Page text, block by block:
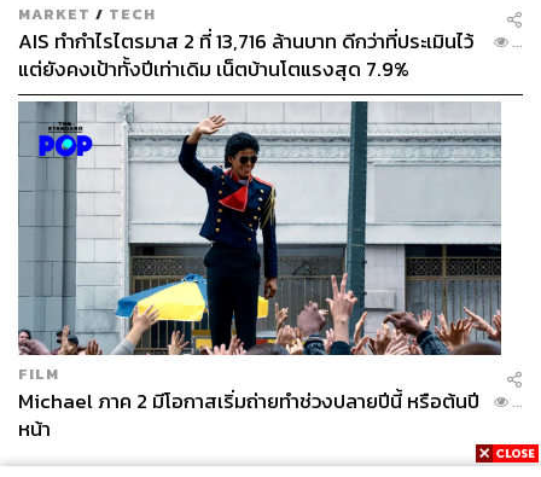
MARKET / TECH
AIS ทำกำไรไตรมาส 2 ที่ 13,716 ล้านบาท ดีกว่าที่ประเมินไว้
แต่ยังคงเป้าทั้งปีเท่าเดิม เน็ตบ้านโตแรงสุด 7.9%
...
FILM
Michael ภาค 2 มีโอกาสเริ่มถ่ายทำช่วงปลายปีนี้ หรือต้นปี
หน้า
...